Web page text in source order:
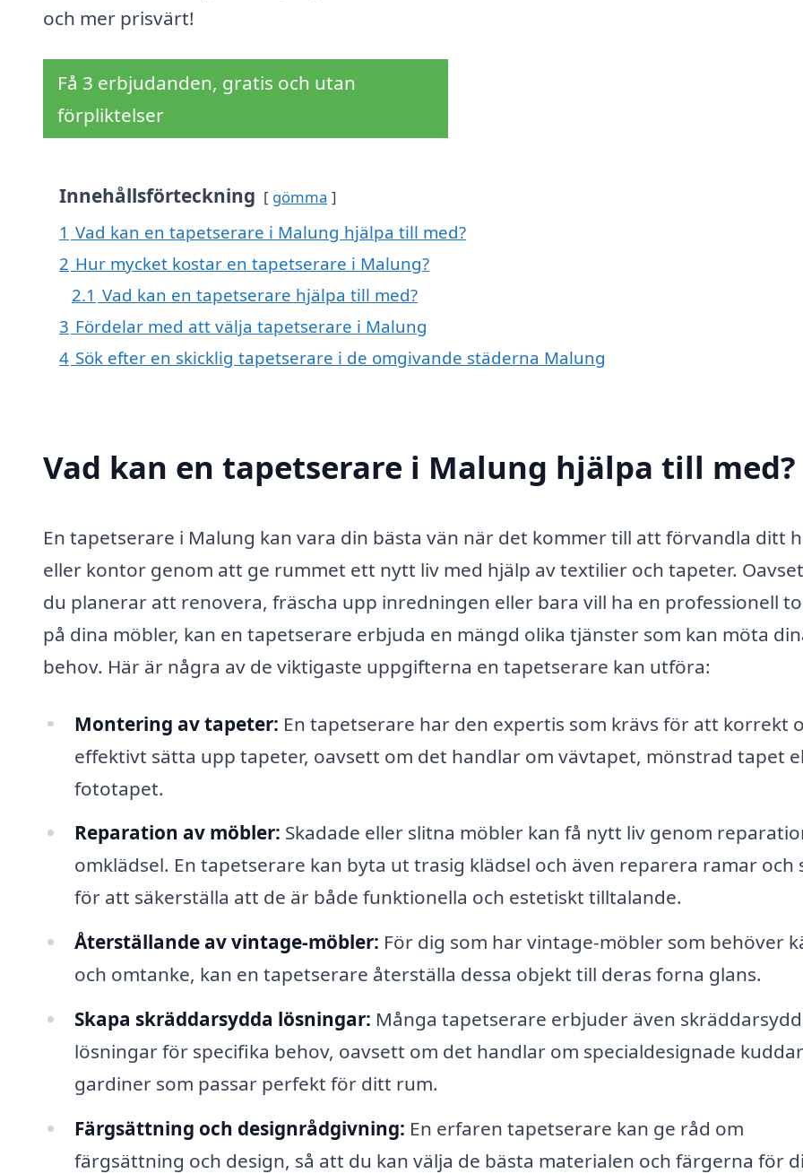
och mer prisvärt!
Få 3 erbjudanden, gratis och utan
förpliktelser
Innehållsförteckning gömma
1 Vad kan en tapetserare i Malung hjälpa till med?
2 Hur mycket kostar en tapetserare i Malung?
2.1 Vad kan en tapetserare hjälpa till med?
3 Fördelar med att välja tapetserare i Malung
4 Sök efter en skicklig tapetserare i de omgivande städerna Malung
Vad kan en tapetserare i Malung hjälpa till med?
En tapetserare i Malung kan vara din bästa vän när det kommer till att förvandla ditt
eller kontor genom att ge rummet ett nytt liv med hjälp av textilier och tapeter.
du planerar att renovera, fräscha upp inredningen eller bara vill ha en professionell
på dina möbler, kan en tapetserare erbjuda en mängd olika tjänster som kan möta
behov. Här är några av de viktigaste uppgifterna en tapetserare kan utföra:
Montering av tapeter: En tapetserare har den expertis som krävs för att korrekt
effektivt sätta upp tapeter, oavsett om det handlar om vävtapet, mönstrad tapet
fototapet.
Reparation av möbler: Skadade eller slitna möbler kan få nytt liv genom
omklädsel. En tapetserare kan byta ut trasig klädsel och även reparera ramar och
för att säkerställa att de är både funktionella och estetiskt tilltalande.
Återställande av vintage-möbler: För dig som har vintage-möbler som behöver
och omtanke, kan en tapetserare återställa dessa objekt till deras forna glans.
Skapa skräddarsydda lösningar: Många tapetserare erbjuder även
lösningar för specifika behov, oavsett om det handlar om specialdesignade
gardiner som passar perfekt för ditt rum.
Färgsättning och designrådgivning: En erfaren tapetserare kan ge råd om
färgsättning och design, så att du kan välja de bästa materialen och färgerna för